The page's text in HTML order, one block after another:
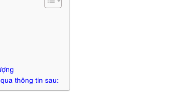
thông tin sau: